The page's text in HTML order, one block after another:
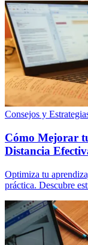
Consejos y
Cómo Mejorar
Distancia
Optimiza tu
práctica. Descubre